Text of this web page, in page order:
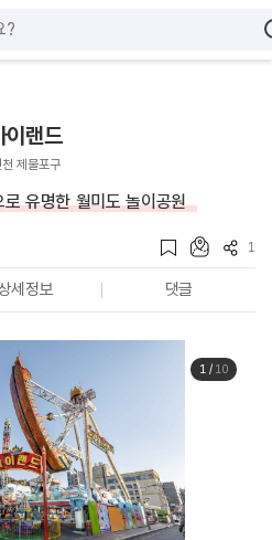
이랜드
천 제물포구
유명한 월미도 놀이공원
1
세정보 댓글
1/ 10